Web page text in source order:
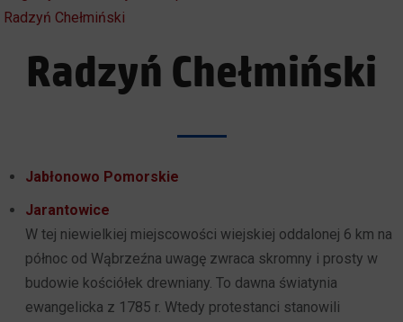
Radzyń Chełmiński
Radzyń Chełmiński
Jabłonowo Pomorskie
Jarantowice
W tej niewielkiej miejscowości wiejskiej oddalonej 6 km na
północ od Wąbrzeźna uwagę zwraca skromny i prosty w
budowie kościółek drewniany. To dawna światynia
ewangelicka z 1785 r. Wtedy protestanci stanowili